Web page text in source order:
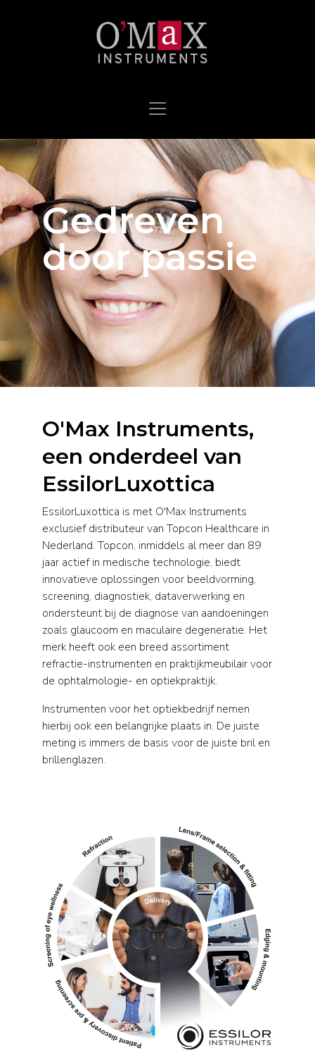
Gedreven
door passie
O'Max Instruments,
een onderdeel van
EssilorLuxottica
EssilorLuxottica is met O'Max Instruments
exclusief distributeur van Topcon Healthcare in
Nederland. Topcon, inmiddels al meer dan 89
jaar actief in medische technologie, biedt
innovatieve oplossingen voor beeldvorming,
screening, diagnostiek, dataverwerking en
ondersteunt bij de diagnose van aandoeningen
zoals glaucoom en maculaire degeneratie. Het
merk heeft ook een breed assortiment
refractie-instrumenten en praktijkmeubilair voor
de ophtalmologie- en optiekpraktijk.
Instrumenten voor het optiekbedrijf nemen
hierbij ook een belangrijke plaats in. De juiste
meting is immers de basis voor de juiste bril en
brillenglazen.